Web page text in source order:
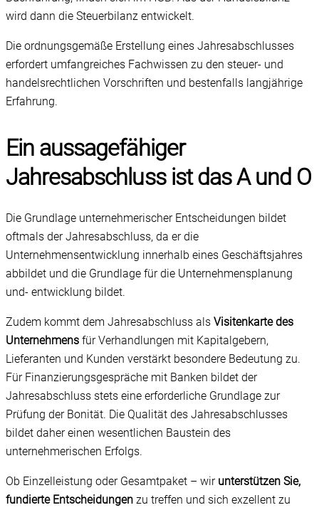
wird dann die Steuerbilanz entwickelt.
Die ordnungsgemäße Erstellung eines Jahresabschlusses
erfordert umfangreiches Fachwissen zu den steuer- und
handelsrechtlichen Vorschriften und bestenfalls langjährige
Erfahrung.
Ein aussagefähiger
Jahresabschluss ist das A und O
Die Grundlage unternehmerischer Entscheidungen bildet
oftmals der Jahresabschluss, da er die
Unternehmensentwicklung innerhalb eines Geschäftsjahres
abbildet und die Grundlage für die Unternehmensplanung
und- entwicklung bildet.
Zudem kommt dem Jahresabschluss als Visitenkarte des
Unternehmens für Verhandlungen mit Kapitalgebern,
Lieferanten und Kunden verstärkt besondere Bedeutung zu.
Für Finanzierungsgespräche mit Banken bildet der
Jahresabschluss stets eine erforderliche Grundlage zur
Prüfung der Bonität. Die Qualität des Jahresabschlusses
bildet daher einen wesentlichen Baustein des
unternehmerischen Erfolgs.
Ob Einzelleistung oder Gesamtpaket – wir unterstützen Sie,
fundierte Entscheidungen zu treffen und sich exzellent zu